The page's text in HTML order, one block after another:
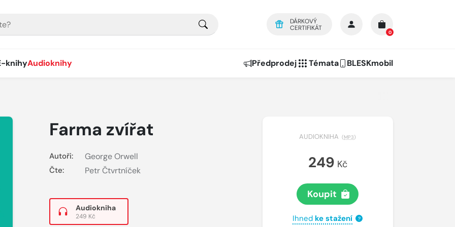
DÁRKOVÝ
CERTIFIKÁT
0
knihyAudioknihy Předprodej Témata BLESKmobil
Farma zvířat
Autoři: George Orwell
Čte: Petr Čtvrtníček
Audiokniha
249 Kč
AUDIOKNIHA (MP3)
249 Kč
Koupit
Ihned ke stažení ?